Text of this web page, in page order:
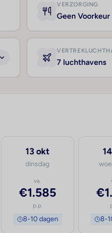
VERZORGING
Geen Voorkeur
7 luchthavens
13 okt
dinsdag
va.
€1.585
p.p.
8-10 dagen 8-